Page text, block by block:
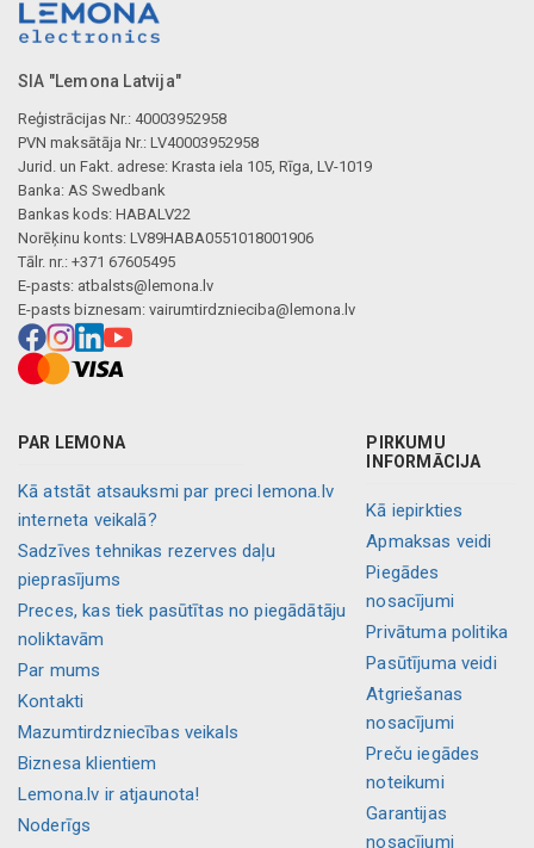
SIA "Lemona Latvija"
Reģistrācijas Nr.: 40003952958
PVN maksātāja Nr.: LV40003952958
Jurid. un Fakt. adrese: Krasta iela 105, Rīga, LV-1019
Banka: AS Swedbank
Bankas kods: HABALV22
Norēķinu konts: LV89HABA0551018001906
Tālr. nr.: +371 67605495
E-pasts: atbalsts@lemona.lv
E-pasts biznesam: vairumtirdznieciba@lemona.lv
PAR LEMONA
Kā atstāt atsauksmi par preci lemona.lv
interneta veikalā?
Sadzīves tehnikas rezerves daļu
pieprasījums
Preces, kas tiek pasūtītas no piegādātāju
noliktavām
Par mums
Kontakti
Mazumtirdzniecības veikals
Biznesa klientiem
Lemona.lv ir atjaunota!
Noderīgs
PIRKUMU
INFORMĀCIJA
Kā iepirkties
Apmaksas veidi
Piegādes
nosacījumi
Privātuma politika
Pasūtījuma veidi
Atgriešanas
nosacījumi
Preču iegādes
noteikumi
Garantijas
nosacījumi